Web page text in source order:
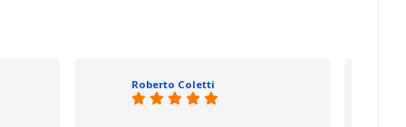
Roberto Coletti